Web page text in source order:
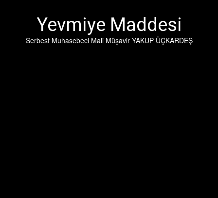
Yevmiye Maddesi
Serbest Muhasebeci Mali Müşavir YAKUP ÜÇKARDEŞ